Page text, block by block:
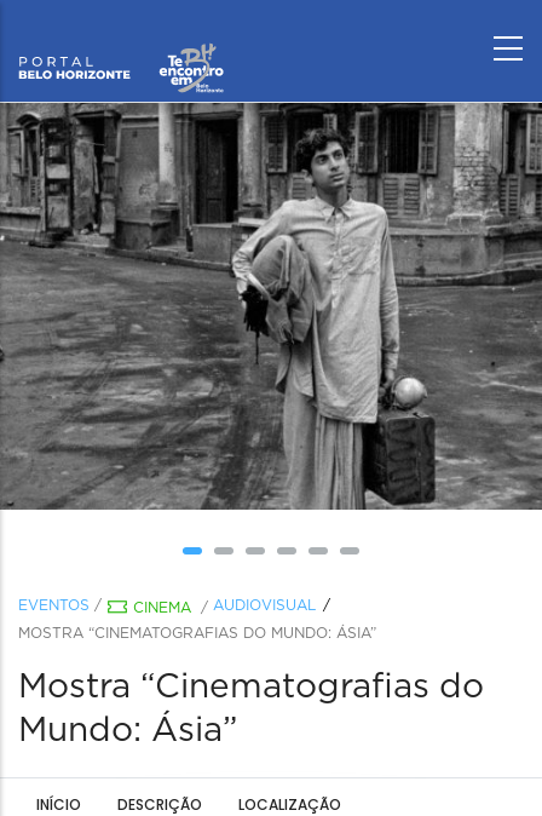
EVENTOS / CINEMA / AUDIOVISUAL
MOSTRA “CINEMATOGRAFIAS DO MUNDO: ÁSIA”
Mostra “Cinematografias do
Mundo: Ásia”
INÍCIO DESCRIÇÃO LOCALIZAÇÃO